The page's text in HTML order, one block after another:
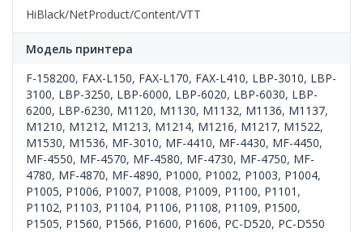
HiBlack/NetProduct/Content/VTT
Модель принтера
F-158200, FAX-L150, FAX-L170, FAX-L410, LBP-3010, LBP-
3100, LBP-3250, LBP-6000, LBP-6020, LBP-6030, LBP-
6200, LBP-6230, M1120, M1130, M1132, M1136, M1137,
M1210, M1212, M1213, M1214, M1216, M1217, M1522,
M1530, M1536, MF-3010, MF-4410, MF-4430, MF-4450,
MF-4550, MF-4570, MF-4580, MF-4730, MF-4750, MF-
4780, MF-4870, MF-4890, P1000, P1002, P1003, P1004,
P1005, P1006, P1007, P1008, P1009, P1100, P1101 ,
P1102, P1103, P1104, P1106, P1108, P1109, P1500,
P1505, P1560, P1566, P1600, P1606, PC-D520, PC-D550